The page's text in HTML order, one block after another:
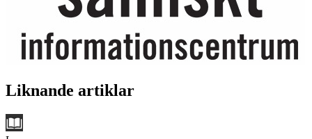
Liknande artiklar